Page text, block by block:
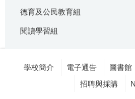
德育及公民教育組
閱讀學習組
學校簡介 電子通告 圖書館
招聘與採購